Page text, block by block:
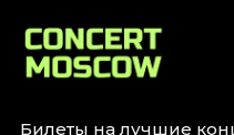
Билеты на лучшие